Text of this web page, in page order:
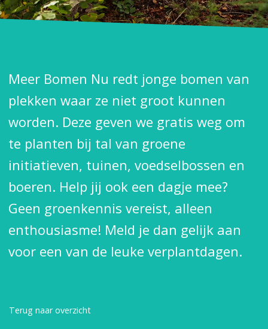
Meer Bomen Nu redt jonge bomen van
plekken waar ze niet groot kunnen
worden. Deze geven we gratis weg om
te planten bij tal van groene
initiatieven, tuinen, voedselbossen en
boeren. Help jij ook een dagje mee?
Geen groenkennis vereist, alleen
enthousiasme! Meld je dan gelijk aan
voor een van de leuke verplantdagen.
Terug naar overzicht